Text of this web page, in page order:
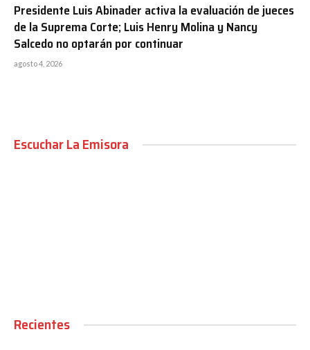
Presidente Luis Abinader activa la evaluación de jueces
de la Suprema Corte; Luis Henry Molina y Nancy
Salcedo no optarán por continuar
agosto 4, 2026
Escuchar La Emisora
Recientes